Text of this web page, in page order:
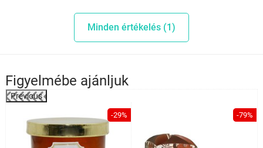
Minden értékelés (1)
Figyelmébe ajánljuk
Previous
-29% -79%